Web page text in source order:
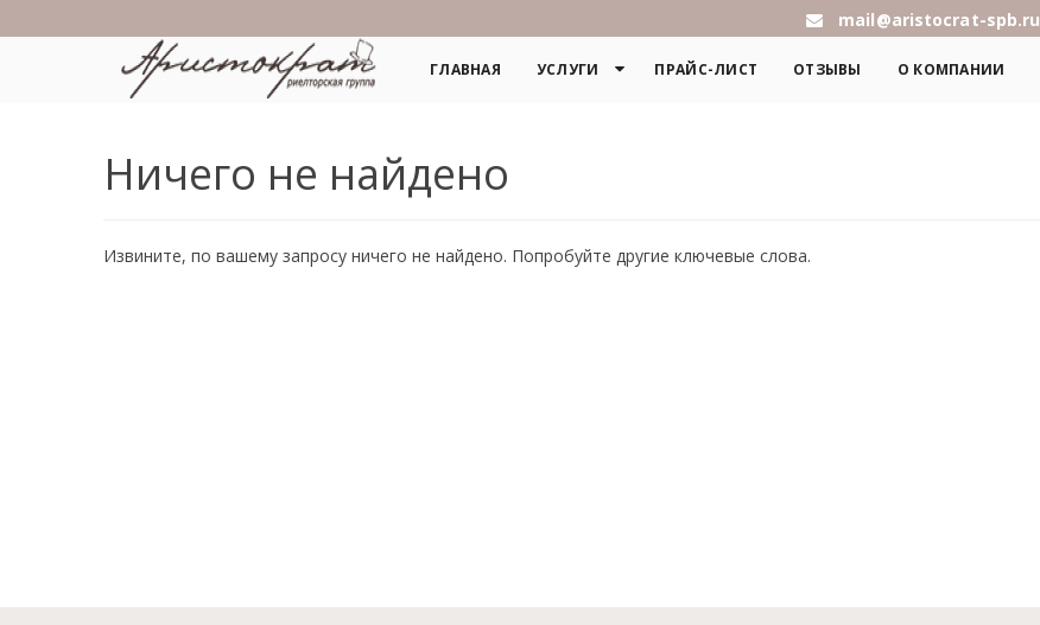
mail@aristocrat-spb.ru
ГЛАВНАЯ УСЛУГИ ПРАЙС-ЛИСТ ОТЗЫВЫ О КОМПАНИИ
Ничего не найдено
Извините, по вашему запросу ничего не найдено. Попробуйте другие ключевые слова.